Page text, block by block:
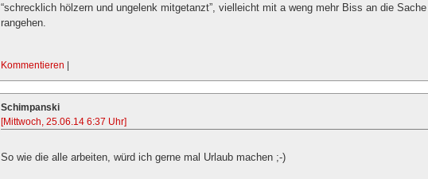
“schrecklich hölzern und ungelenk mitgetanzt”, vielleicht mit a weng mehr Biss an die Sache
rangehen.
Kommentieren |
Schimpanski
[Mittwoch, 25.06.14 6:37 Uhr]
So wie die alle arbeiten, würd ich gerne mal Urlaub machen ;-)